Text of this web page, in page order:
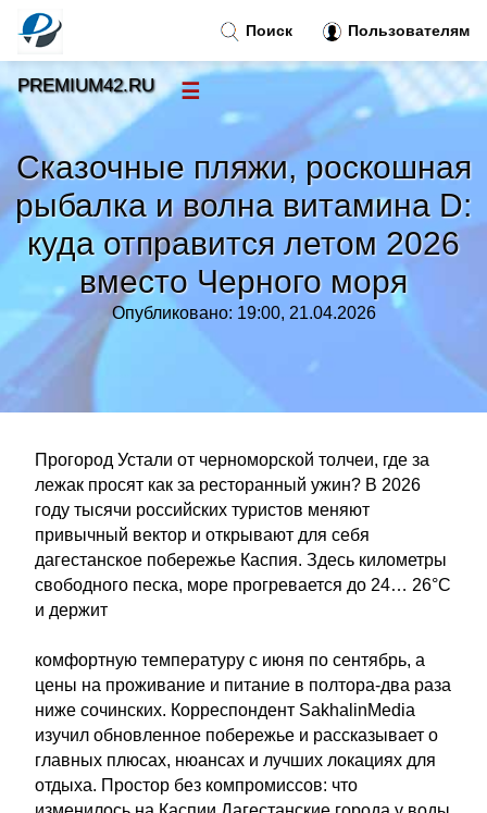
Сказочные пляжи, роскошная
рыбалка и волна витамина D:
куда отправится летом 2026
вместо Черного моря
Опубликовано: 19:00, 21.04.2026
Прогород Устали от черноморской толчеи, где за
лежак просят как за ресторанный ужин? В 2026
году тысячи российских туристов меняют
привычный вектор и открывают для себя
дагестанское побережье Каспия. Здесь километры
свободного песка, море прогревается до 24… 26°C
и держит
комфортную температуру с июня по сентябрь, а
цены на проживание и питание в полтора-два раза
ниже сочинских. Корреспондент SakhalinMedia
изучил обновленное побережье и рассказывает о
главных плюсах, нюансах и лучших локациях для
отдыха. Простор без компромиссов: что
Поиск Пользователям
PREMIUM42.RU ☰
Тренды новостей»
Рубрики»
Правила »